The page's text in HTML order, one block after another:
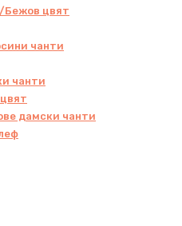
цвят
чанти
чанти
дамски чанти